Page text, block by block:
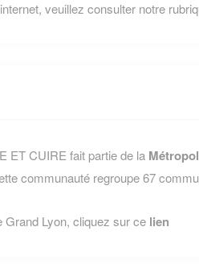
veuillez consulter notre
ET CUIRE fait partie de la
communauté regroupe 67
Grand Lyon, cliquez sur ce lien